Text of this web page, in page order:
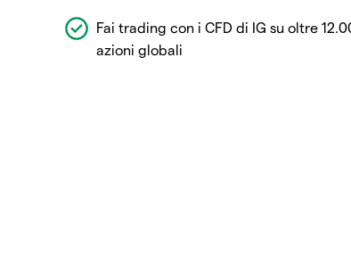
Fai trading con i CFD di IG su oltre
azioni globali